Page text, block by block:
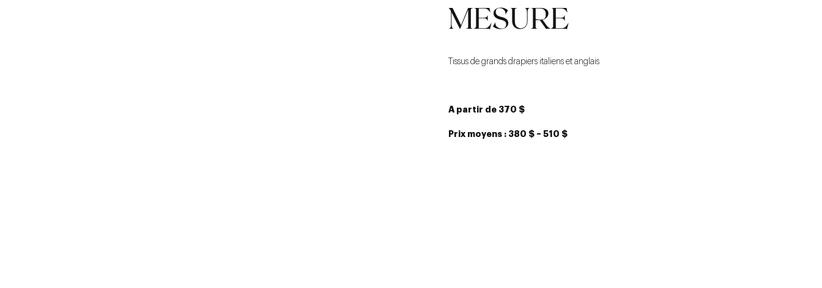
MESURE
Tissus de grands drapiers italiens et anglais
A partir de 370 $
Prix moyens : 380 $ – 510 $